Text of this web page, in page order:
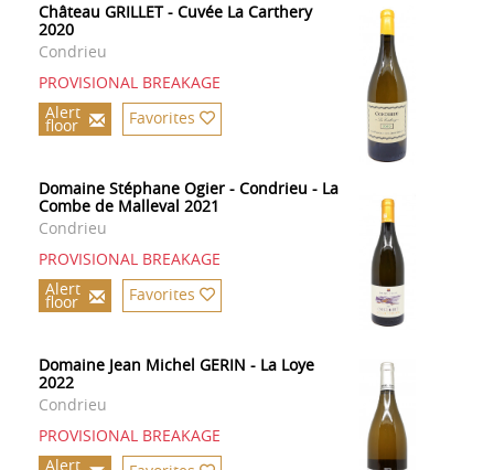
Château GRILLET - Cuvée La Carthery
2020
Condrieu
PROVISIONAL BREAKAGE
Alert
floor Favorites
Domaine Stéphane Ogier - Condrieu - La
Combe de Malleval 2021
Condrieu
PROVISIONAL BREAKAGE
Alert
floor Favorites
Domaine Jean Michel GERIN - La Loye
2022
Condrieu
PROVISIONAL BREAKAGE
Alert